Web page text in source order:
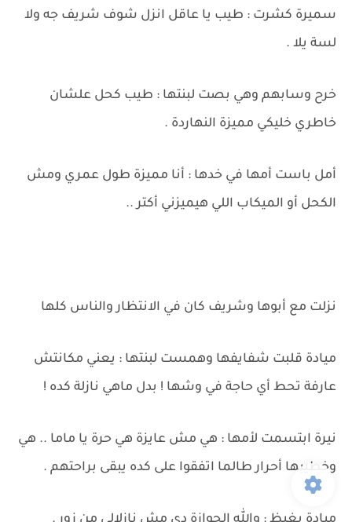
سميرة كشرت : طيب يا عاقل انزل شوف شريف جه ولا
لسة يلا .
خرح وسابهم وهي بصت لبنتها : طيب كحل علشان
خاطري خليكي مميزة النهاردة .
أمل باست أمها في خدها : أنا مميزة طول عمري ومش
الكحل أو الميكاب اللي هيميزني أكتر ..
نزلت مع أبوها وشريف كان في الانتظار والناس كلها
ميادة قلبت شفايفها وهمست لبنتها : يعني مكانتش
عارفة تحط أي حاجة في وشها ! بدل ماهي نازلة كده !
نيرة ابتسمت لأمها : هي مش عايزة هي حرة يا ماما .. هي
وخطيبها أحرار طالما اتفقوا على كده يبقى براحتهم .